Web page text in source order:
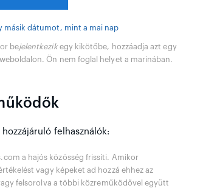
másik dátumot, mint a mai nap
bejelentkezikegy kikötőbe, hozzáadja azt egy
Ön nem foglal helyet a marinában.
hozzájáruló felhasználók:
a hajós közösség frissíti. Amikor
vagy képeket ad hozzá ehhez az
felsorolva a többi közreműködővel együtt